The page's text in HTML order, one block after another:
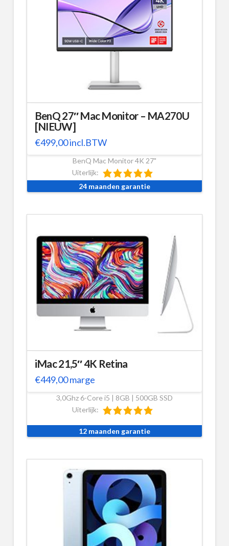
BenQ 27″ Mac Monitor – MA270U
[NIEUW]
€499,00incl.BTW
BenQ Mac Monitor 4K 27"
Uiterlijk:
24 maanden garantie
iMac 21,5″ 4K Retina
€449,00marge
3,0Ghz 6-Core i5 | 8GB | 500GB SSD
Uiterlijk:
12 maanden garantie